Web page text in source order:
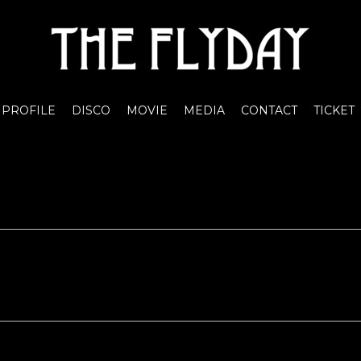
PROFILE DISCO MOVIE MEDIA CONTACT TICKET